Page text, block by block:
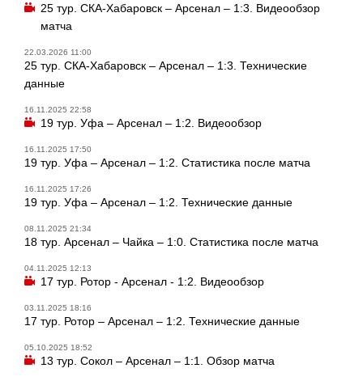
25 тур. СКА-Хабаровск – Арсенал – 1:3. Видеообзор
матча
22.03.2026 11:00
25 тур. СКА-Хабаровск – Арсенал – 1:3. Технические
данные
16.11.2025 22:58
19 тур. Уфа – Арсенал – 1:2. Видеообзор
16.11.2025 17:50
19 тур. Уфа – Арсенал – 1:2. Статистика после матча
16.11.2025 17:26
19 тур. Уфа – Арсенал – 1:2. Технические данные
08.11.2025 21:34
18 тур. Арсенал – Чайка – 1:0. Статистика после матча
04.11.2025 12:13
17 тур. Ротор - Арсенал - 1:2. Видеообзор
03.11.2025 18:16
17 тур. Ротор – Арсенал – 1:2. Технические данные
05.10.2025 18:52
13 тур. Сокол – Арсенал – 1:1. Обзор матча